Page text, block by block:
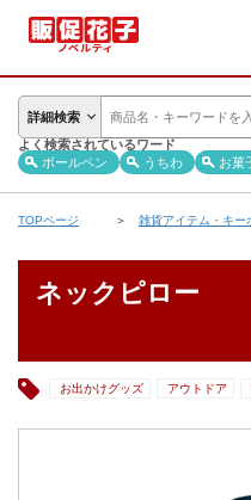
詳細検索
よく検索されているワード
ボールペン
うちわ お菓
TOPページ 雑貨アイテム・キー
ネックピロー
お出かけグッズ アウトドア